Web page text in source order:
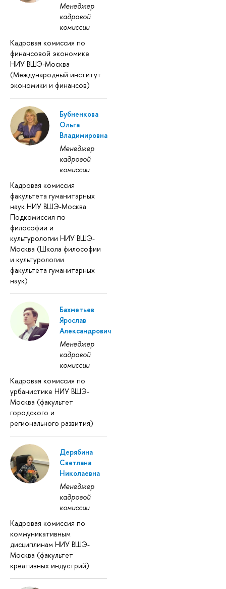
Менеджер
кадровой
комиссии
Кадровая комиссия по
финансовой экономике
НИУ ВШЭ-Москва
(Международный институт
экономики и финансов)
Бубненкова
Ольга
Владимировна
Менеджер
кадровой
комиссии
Кадровая комиссия
факультета гуманитарных
наук НИУ ВШЭ-Москва
Подкомиссия по
философии и
культурологии НИУ ВШЭ-
Москва (Школа философии
и культурологии
факультета гуманитарных
наук)
Бахметьев
Ярослав
Александрович
Менеджер
кадровой
комиссии
Кадровая комиссия по
урбанистике НИУ ВШЭ-
Москва (факультет
городского и
регионального развития)
Дерябина
Светлана
Николаевна
Менеджер
кадровой
комиссии
Кадровая комиссия по
коммуникативным
дисциплинам НИУ ВШЭ-
Москва (факультет
креативных индустрий)